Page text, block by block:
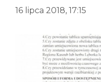
16 lipca 2018, 17:15